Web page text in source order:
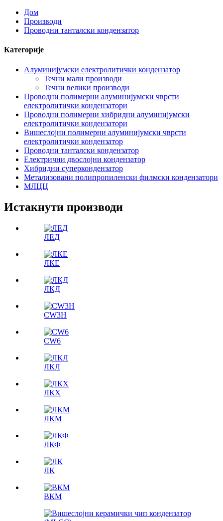
Дом
Производи
Проводни танталски кондензатор
Категорије
Алуминијумски електролитички кондензатор
Течни мали производи
Течни велики производи
Проводни полимерни алуминијумски чврсти
електролитички кондензатори
Проводни полимерни хибридни алуминијумски
електролитички кондензатори
Вишеслојни полимерни алуминијумски чврсти
електролитички кондензатор
Проводни танталски кондензатор
Електрични двослојни кондензатор
Хибридни суперкондензатор
Метализовани полипропиленски филмски кондензатори
МЛЦЦ
Истакнути производи
ЛЕД
ЛКЕ
ЛКД
CW3H
CW6
ЛКЛ
ЛКX
ЛКМ
ЛКФ
ЛК
ВКМ